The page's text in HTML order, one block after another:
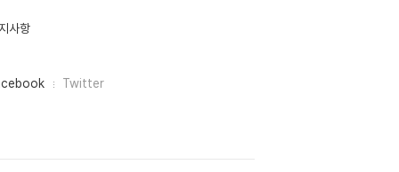
사항
Twitter